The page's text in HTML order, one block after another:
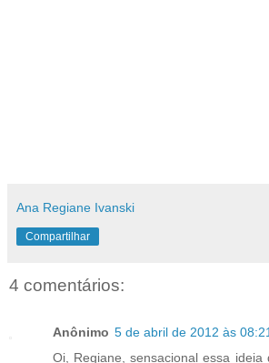
Ana Regiane Ivanski
Compartilhar
4 comentários:
Anônimo 5 de abril de 2012 às
Oi, Regiane, sensacional essa ideia